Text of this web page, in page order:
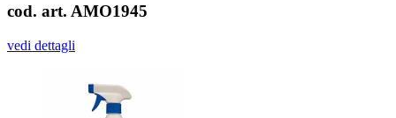
cod. art. AMO1945
vedi dettagli